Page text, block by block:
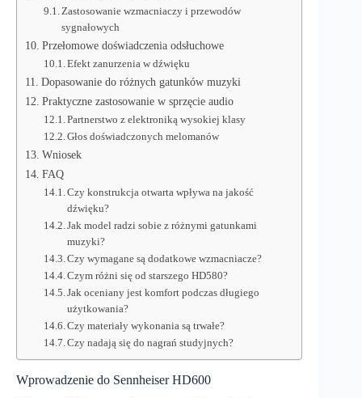
Zastosowanie wzmacniaczy i przewodów
sygnałowych
Przełomowe doświadczenia odsłuchowe
Efekt zanurzenia w dźwięku
Dopasowanie do różnych gatunków muzyki
Praktyczne zastosowanie w sprzęcie audio
Partnerstwo z elektroniką wysokiej klasy
Głos doświadczonych melomanów
Wniosek
FAQ
Czy konstrukcja otwarta wpływa na jakość
dźwięku?
Jak model radzi sobie z różnymi gatunkami
muzyki?
Czy wymagane są dodatkowe wzmacniacze?
Czym różni się od starszego HD580?
Jak oceniany jest komfort podczas długiego
użytkowania?
Czy materiały wykonania są trwałe?
Czy nadają się do nagrań studyjnych?
Wprowadzenie do Sennheiser HD600